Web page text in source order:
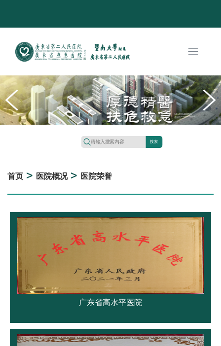
搜索
首页 > 医院概况 > 医院荣誉
广东省高水平医院